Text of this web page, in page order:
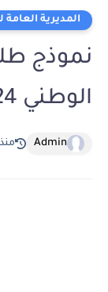
المديرية العامة
نموذج
الوطني 2024
Admin منذ 2 سنة